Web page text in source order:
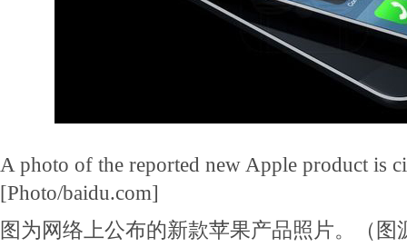
A photo of the reported new Apple product is
[Photo/baidu.com]
图为网络上公布的新款苹果产品照片。（图